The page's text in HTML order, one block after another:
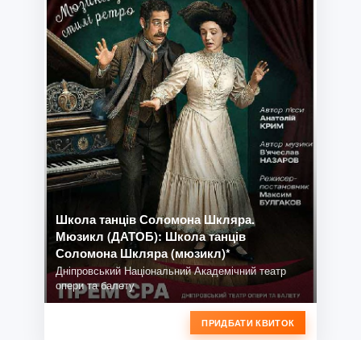
Школа танців Соломона Шкляра.
Мюзикл (ДАТОБ): Школа танців
Соломона Шкляра (мюзикл)*
Дніпровський Національний Академічний театр
опери та балету
ПРИДБАТИ КВИТОК